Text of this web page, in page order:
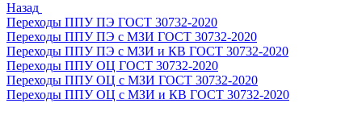
Назад
Переходы ППУ ПЭ ГОСТ 30732-2020
Переходы ППУ ПЭ с МЗИ ГОСТ 30732-2020
Переходы ППУ ПЭ с МЗИ и КВ ГОСТ 30732-2020
Переходы ППУ ОЦ ГОСТ 30732-2020
Переходы ППУ ОЦ с МЗИ ГОСТ 30732-2020
Переходы ППУ ОЦ с МЗИ и КВ ГОСТ 30732-2020